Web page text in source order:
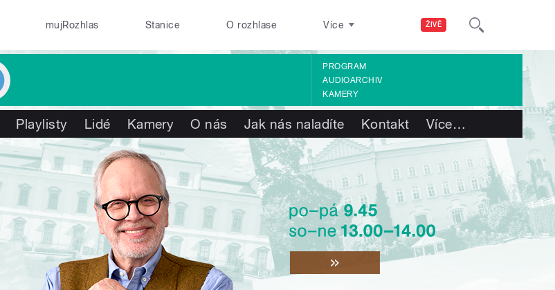
ŽIVĚ
mujRozhlas Stanice O rozhlase Více
PROGRAM
AUDIOARCHIV
KAMERY
Playlisty Lidé Kamery O nás Jak nás naladíte Kontakt Více…